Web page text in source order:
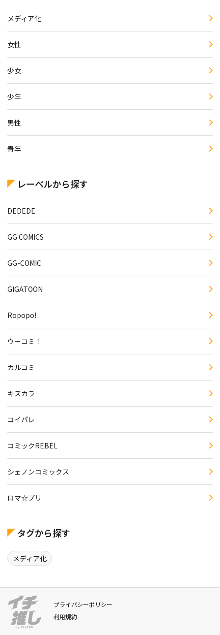
メディア化
女性
少女
少年
男性
青年
レーベルから探す
DEDEDE
GG COMICS
GG-COMIC
GIGATOON
Ropopo!
ウーコミ！
カルコミ
キスカラ
コイパレ
コミックREBEL
シェノンコミックス
ロマ☆プリ
タグから探す
メディア化
プライパシーポリシー
利用規約